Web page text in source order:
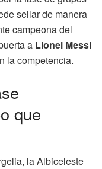
sellar de manera
campeona del
a Lionel Messi
la competencia.
que
la Albiceleste